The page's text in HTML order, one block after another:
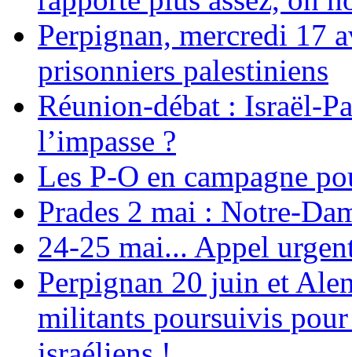
Perpignan, mercredi 17
prisonniers palestiniens
Réunion-débat : Israël-
l’impasse ?
Les P-O en campagne
Prades 2 mai : Notre-
24-25 mai... Appel
Perpignan 20 juin et
militants poursuivis